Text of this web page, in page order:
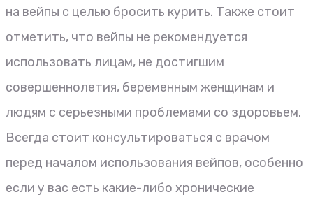
на вейпы с целью бросить курить. Также стоит
отметить, что вейпы не рекомендуется
использовать лицам, не достигшим
совершеннолетия, беременным женщинам и
людям с серьезными проблемами со здоровьем.
Всегда стоит консультироваться с врачом
перед началом использования вейпов, особенно
если у вас есть какие-либо хронические